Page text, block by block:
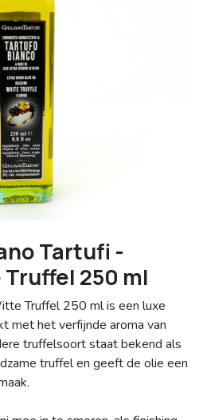
Tartufi -
250 ml
Truffel 250 ml is een luxe
met het verfijnde aroma van
truffelsoort staat bekend als
truffel en geeft de olie een